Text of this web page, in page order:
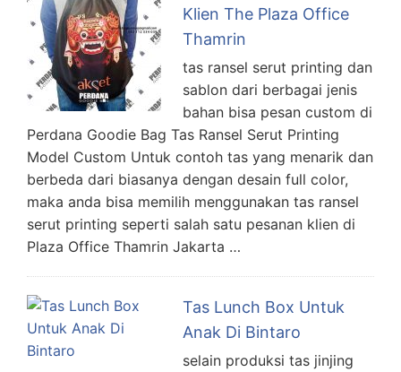
Klien The Plaza Office
Thamrin
tas ransel serut printing dan
sablon dari berbagai jenis
bahan bisa pesan custom di
Perdana Goodie Bag Tas Ransel Serut Printing
Model Custom Untuk contoh tas yang menarik dan
berbeda dari biasanya dengan desain full color,
maka anda bisa memilih menggunakan tas ransel
serut printing seperti salah satu pesanan klien di
Plaza Office Thamrin Jakarta …
Tas Lunch Box Untuk
Anak Di Bintaro
selain produksi tas jinjing